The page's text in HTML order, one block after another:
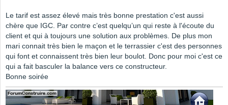
Le tarif est assez élevé mais très bonne prestation c'est aussi
chère que IGC. Par contre c’est quelqu’un qui reste à l'écoute du
client et qui à toujours une solution aux problèmes. De plus mon
mari connait très bien le maçon et le terrassier c'est des personnes
qui font et connaissent très bien leur boulot. Donc pour moi c'est ce
qui a fait basculer la balance vers ce constructeur.
Bonne soirée